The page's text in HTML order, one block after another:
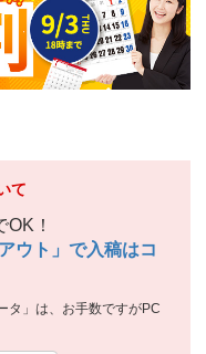
て
！
ウト」で入稿はコ
タ」は、お手数ですがPC